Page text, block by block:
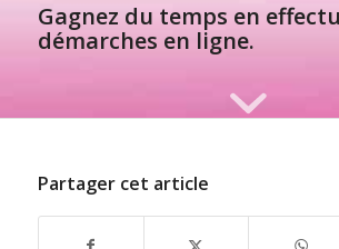
Gagnez du temps en
démarches en ligne.
Partager cet article